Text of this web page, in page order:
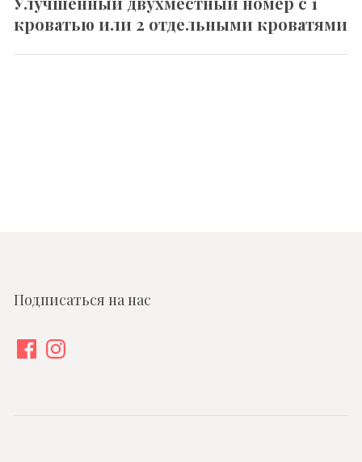
записям
post:
кроватью или 2 отдельными кроватями
Подписаться на нас
FacebookInstagram